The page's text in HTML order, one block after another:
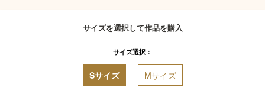
サイズを選択して作品を購入
サイズ選択：
Sサイズ Mサイズ